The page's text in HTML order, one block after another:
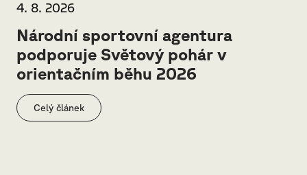
4. 8. 2026
Národní sportovní agentura
podporuje Světový pohár v
orientačním běhu 2026
Celý článek